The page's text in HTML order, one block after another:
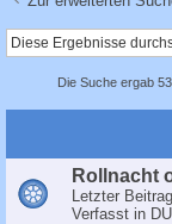
Die Suche ergab
Rollnacht
Letzter
Verfasst in